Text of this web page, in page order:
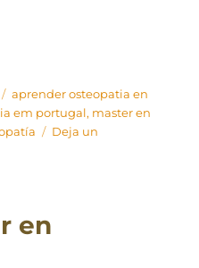
Etiquetas
aprender osteopatia en
em portugal, master en
Deja un
en